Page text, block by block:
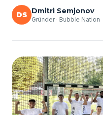
DS Dmitri Semjonov
Gründer · Bubble Nation